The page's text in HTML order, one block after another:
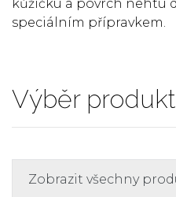
kůžičku a povrch nehtu
speciálním přípravkem.
Výběr
Zobrazit všechny